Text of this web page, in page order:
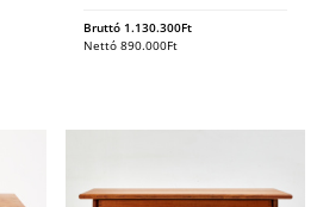
Bruttó 1.130.300Ft
Nettó890.000Ft